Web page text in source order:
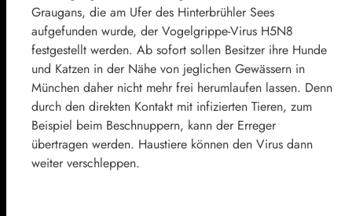
Graugans, die am Ufer des Hinterbrühler Sees
aufgefunden wurde, der Vogelgrippe-Virus H5N8
festgestellt werden. Ab sofort sollen Besitzer ihre Hunde
und Katzen in der Nähe von jeglichen Gewässern in
München daher nicht mehr frei herumlaufen lassen. Denn
durch den direkten Kontakt mit infizierten Tieren, zum
Beispiel beim Beschnuppern, kann der Erreger
übertragen werden. Haustiere können den Virus dann
weiter verschleppen.